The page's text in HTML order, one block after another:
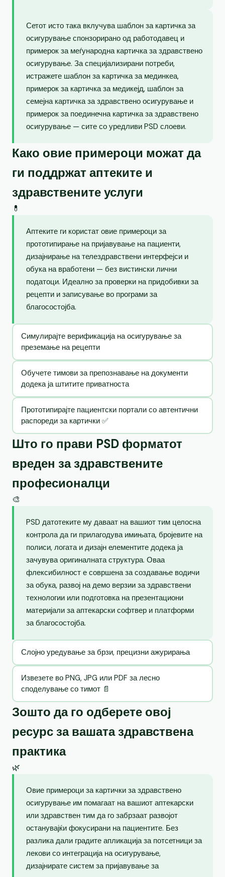
Сетот исто така вклучува шаблон за картичка за
осигурување спонзорирано од работодавец и
примерок за меѓународна картичка за здравствено
осигурување. За специјализирани потреби,
истражете шаблон за картичка за мединкеа,
примерок за картичка за медикејд, шаблон за
семејна картичка за здравствено осигурување и
примерок за поединечна картичка за здравствено
осигурување — сите со уредливи PSD слоеви.
Како овие примероци можат да
ги поддржат аптеките и
здравствените услуги
💊
Аптеките ги користат овие примероци за
прототипирање на пријавување на пациенти,
дизајнирање на телездравствени интерфејси и
обука на вработени — без вистински лични
податоци. Идеално за проверки на придобивки за
рецепти и записување во програми за
благосостојба.
Симулирајте верификација на осигурување за
преземање на рецепти
Обучете тимови за препознавање на документи
додека ја штитите приватноста
Прототипирајте пациентски портали со автентични
распореди за картички ✅
Што го прави PSD форматот
вреден за здравствените
професионалци
🎨
PSD датотеките му даваат на вашиот тим целосна
контрола да ги прилагодува имињата, бројевите на
полиси, логата и дизајн елементите додека ја
зачувува оригиналната структура. Оваа
флексибилност е совршена за создавање водичи
за обука, развој на демо верзии за здравствени
технологии или подготовка на презентациони
материјали за аптекарски софтвер и платформи
за благосостојба.
Слојно уредување за брзи, прецизни ажурирања
Извезете во PNG, JPG или PDF за лесно
споделување со тимот 📄
Зошто да го одберете овој
ресурс за вашата здравствена
практика
🌿
Овие примероци за картички за здравствено
осигурување им помагаат на вашиот аптекарски
или здравствен тим да го забрзаат развојот
останувајќи фокусирани на пациентите. Без
разлика дали градите апликација за потсетници за
лекови со интеграција на осигурување,
дизајнирате систем за пријавување за